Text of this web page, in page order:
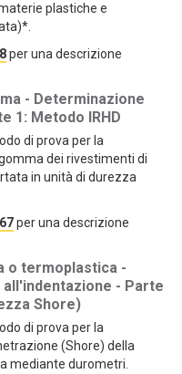
plastiche e
per una descrizione
- Determinazione
1: Metodo IRHD
di prova per la
dei rivestimenti di
in unità di durezza
per una descrizione
o termoplastica -
- Parte
Shore)
di prova per la
(Shore) della
mediante durometri.